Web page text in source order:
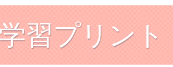
学習プリント